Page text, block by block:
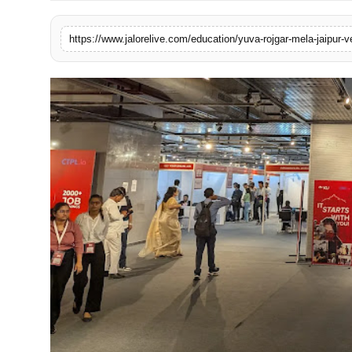
लाइफस्टाइल
https://www.jalorelive.com/education/yuva-rojgar-mela-jaipur-